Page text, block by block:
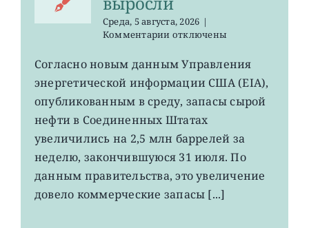
Среда, 5 августа, 2026 |
Комментариик
USO,
запасы
нефти
хранилищах
США
выросли
отключены
Согласно новым данным Управления
энергетической информации США (EIA),
опубликованным в среду, запасы сырой
нефти в Соединенных Штатах
увеличились на 2,5 млн баррелей за
неделю, закончившуюся 31 июля. По
данным правительства, это увеличение
довело коммерческие запасы [...]